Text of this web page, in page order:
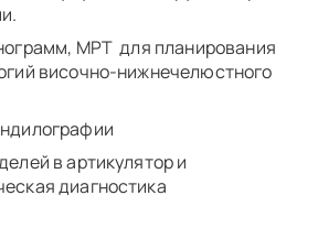
МРТ для планирования
височно-нижнечелюстного
в артикулятор и
диагностика